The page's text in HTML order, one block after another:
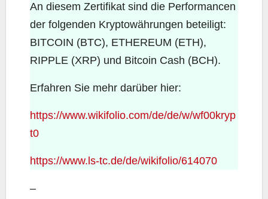
An diesem Zertifikat sind die Performancen
der folgenden Kryptowährungen beteiligt:
BITCOIN (BTC), ETHEREUM (ETH),
RIPPLE (XRP) und Bitcoin Cash (BCH).
Erfahren Sie mehr darüber hier:
https://www.wikifolio.com/de/de/w/wf00kryp
t0
https://www.ls-tc.de/de/wikifolio/614070
–